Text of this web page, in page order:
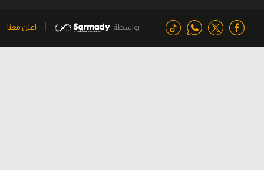
بواسطة اعلن معنا